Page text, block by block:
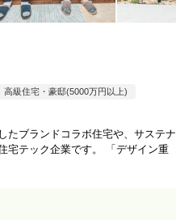
高級住宅・豪邸(5000万円以上)
たブランドコラボ住宅や、サステナ
宅テック企業です。 「デザイン重